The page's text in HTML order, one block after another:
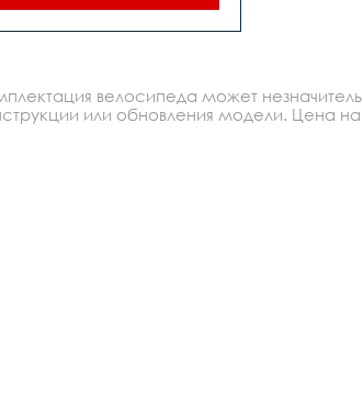
квадрат,покрышки- zaxis
902 cruiser
stg, сталь,задняя втулка-
stg, сталь,количество
скоростей- 1,тип тормоза-
велосипеда может
или обновления модели. Цена на